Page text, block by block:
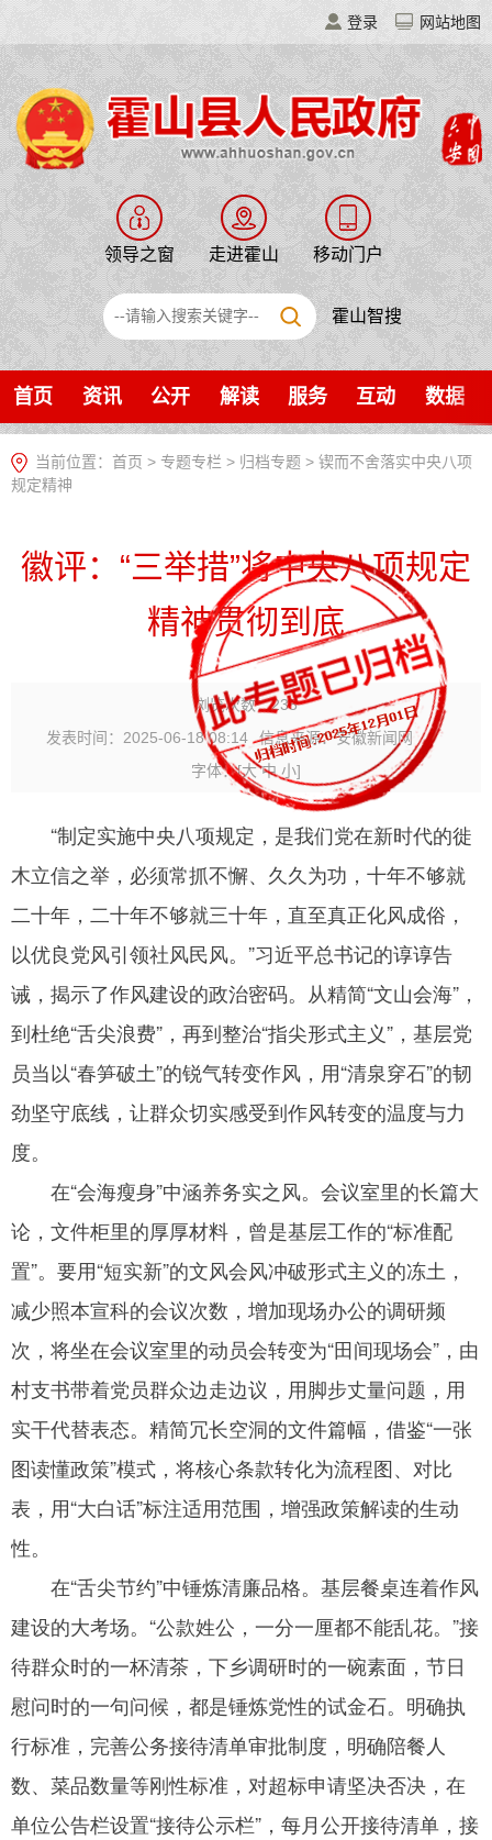
登录 网站地图
领导之窗 走进霍山 移动门户
霍山智搜
首页 资讯 公开 解读 服务 互动 数据
当前位置： 首页 > 专题专栏 > 归档专题 > 锲而不舍落实中央八项
规定精神
徽评：“三举措”将中央八项规定
精神贯彻到底
浏览次数：235
发表时间：2025-06-18 08:14
信息来源：安徽新闻网
字体：[大 中 小]
“制定实施中央八项规定，是我们党在新时代的徙
木立信之举，必须常抓不懈、久久为功，十年不够就
二十年，二十年不够就三十年，直至真正化风成俗，
以优良党风引领社风民风。 ”习近平总书记的谆谆告
诫，揭示了作风建设的政治密码。从精简“文山会海”，
到杜绝“舌尖浪费”，再到整治“指尖形式主义”，基层党
员当以“春笋破土”的锐气转变作风，用“清泉穿石”的韧
劲坚守底线，让群众切实感受到作风转变的温度与力
度。
在“会海瘦身”中涵养务实之风。会议室里的长篇大
论，文件柜里的厚厚材料，曾是基层工作的“标准配
置”。要用“短实新”的文风会风冲破形式主义的冻土，
减少照本宣科的会议次数，增加现场办公的调研频
次，将坐在会议室里的动员会转变为“田间现场会”，由
村支书带着党员群众边走边议，用脚步丈量问题，用
实干代替表态。精简冗长空洞的文件篇幅，借鉴“一张
图读懂政策”模式，将核心条款转化为流程图、对比
表，用“大白话”标注适用范围，增强政策解读的生动
性。
在“舌尖节约”中锤炼清廉品格。基层餐桌连着作风
建设的大考场。“公款姓公，一分一厘都不能乱花。”接
待群众时的一杯清茶，下乡调研时的一碗素面，节日
慰问时的一句问候，都是锤炼党性的试金石。明确执
行标准，完善公务接待清单审批制度，明确陪餐人
数、菜品数量等刚性标准，对超标申请坚决否决，在
单位公告栏设置“接待公示栏”，每月公开接待清单，接